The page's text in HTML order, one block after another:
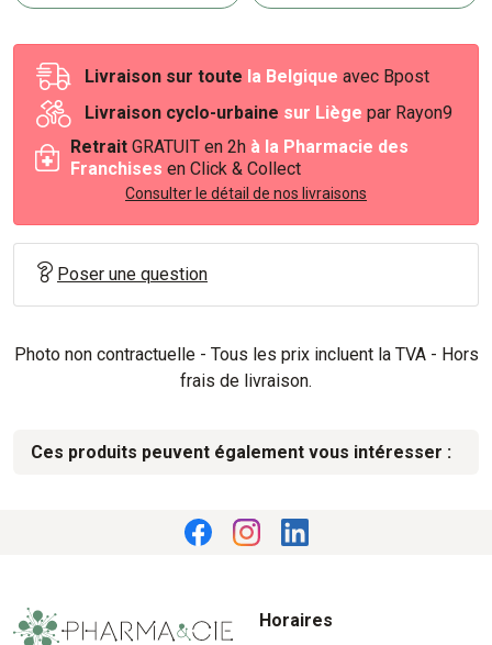
Livraison sur toute la Belgique avec Bpost
Livraison cyclo-urbaine sur Liège par Rayon9
Retrait GRATUIT en 2h à la Pharmacie des
Franchises en Click & Collect
Consulter le détail de nos livraisons
Poser une question
Photo non contractuelle - Tous les prix incluent la TVA - Hors
frais de livraison.
Ces produits peuvent également vous intéresser :
Horaires